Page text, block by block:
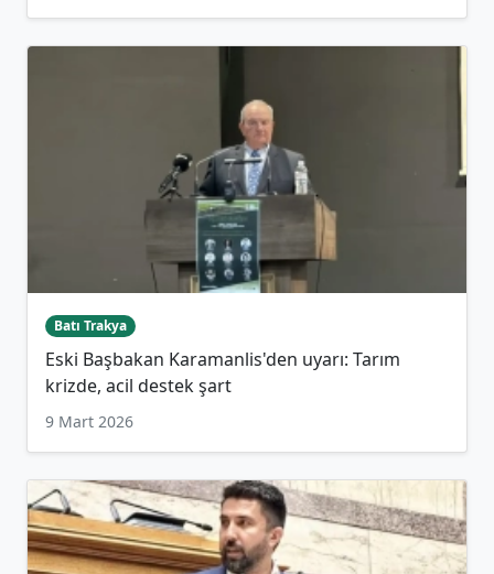
Batı Trakya
Eski Başbakan Karamanlis'den uyarı: Tarım
krizde, acil destek şart
9 Mart 2026